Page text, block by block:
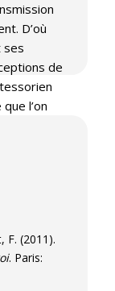
D’où
ses
de
l’on
en
et
Castel,
F. (2011).
. Paris: